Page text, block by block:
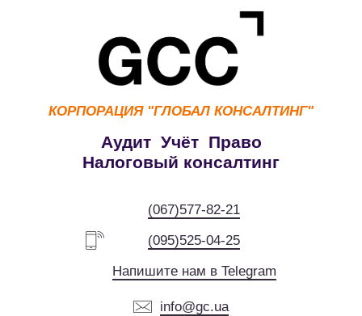
КОРПОРАЦИЯ "ГЛОБАЛ КОНСАЛТИНГ"
Аудит Учёт Право
Налоговый консалтинг
(067)577-82-21
(095)525-04-25
Напишите нам в Telegram
info@gc.ua